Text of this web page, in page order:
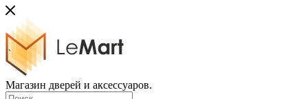
Магазин дверей и аксессуаров.